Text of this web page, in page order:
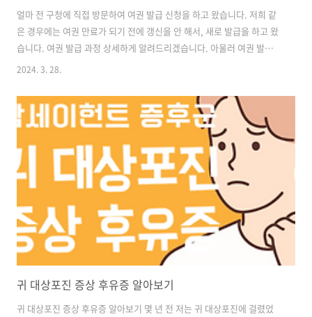
얼마 전 구청에 직접 방문하여 여권 발급 신청을 하고 왔습니다. 저희 같
은 경우에는 여권 만료가 되기 전에 갱신을 안 해서, 새로 발급을 하고 왔
습니다. 여권 발급 과정 상세하게 알려드리겠습니다. 아울러 여권 발급
준비물, 비용, 소요기간 등등도 함께 안내해 드리겠으니, 읽어보시길 바
권 사진 구격부터 알려드리겠습니다. 여권 발급 안내 사항 사진 규격 • 여
권사진은 신청일 이전 6개월 이내에 촬영한 사진이어야 합니다. • 사진
편집 프로그램, 필터 등을 사용해 임의적으로 보정된 사진은 불가합니다.
• 사진 크기는 가로 3.5cm x 세로 4.5cm (머리 길이는 정수리부터 턱까
지 3.2 ~ 3.6cm 사이) • 배경은 균일, 테두리가 ..
2024. 3. 28.
귀 대상포진 증상 후유증 알아보기
귀 대상포진 증상 후유증 알아보기 몇 년 전 저는 귀 대상포진에 걸렸었